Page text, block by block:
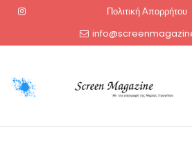
Πολιτική Απορρήτου